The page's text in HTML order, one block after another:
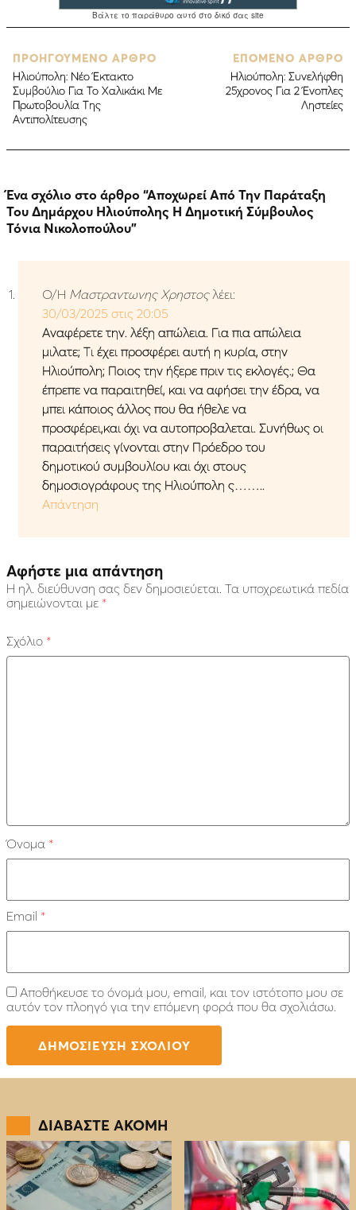
ΠΡΟΗΓΟΥΜΕΝΟ ΑΡΘΡΟ
Ηλιούπολη: Νέο Έκτακτο
Συμβούλιο Για Το Χαλικάκι Με
Πρωτοβουλία Της
Αντιπολίτευσης
ΕΠΟΜΕΝΟ ΑΡΘΡΟ
Ηλιούπολη: Συνελήφθη
25χρονος Για 2 Ένοπλες
Ληστείες
Ένα σχόλιο στο άρθρο “Αποχωρεί Aπό Την Παράταξη
Του Δημάρχου Ηλιούπολης Η Δημοτική Σύμβουλος
Τόνια Νικολοπούλου”
Ο/Η Μαστραντωνης Χρηστος λέει:
30/03/2025 στις 20:05
Αναφέρετε την. λέξη απώλεια. Για πια απώλεια
μιλατε; Τι έχει προσφέρει αυτή η κυρία, στην
Ηλιούπολη; Ποιος την ήξερε πριν τις εκλογές.; Θα
έπρεπε να παραιτηθεί, και να αφήσει την έδρα, να
μπει κάποιος άλλος που θα ήθελε να
προσφέρει,και όχι να αυτοπροβαλεται. Συνήθως οι
παραιτήσεις γίνονται στην Πρόεδρο του
δημοτικού συμβουλίου και όχι στους
δημοσιογράφους της Ηλιούπολη ς……..
Απάντηση
Αφήστε μια απάντηση
Η ηλ. διεύθυνση σας δεν δημοσιεύεται. Τα υποχρεωτικά πεδία
σημειώνονται με *
Σχόλιο *
Όνομα *
Email *
Αποθήκευσε το όνομά μου, email, και τον ιστότοπο μου σε
αυτόν τον πλοηγό για την επόμενη φορά που θα σχολιάσω.
ΔΙΑΒΑΣΤΕ ΑΚΟΜΗ